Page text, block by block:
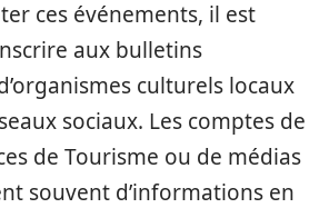
ces événements, il est
aux bulletins
culturels locaux
sociaux. Les comptes de
de Tourisme ou de médias
souvent d’informations en